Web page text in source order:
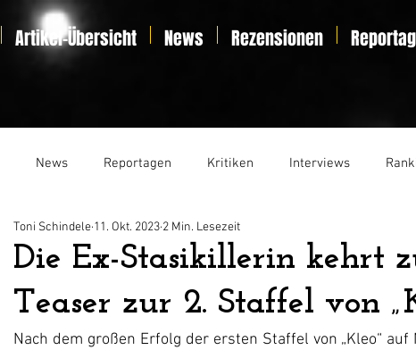
Artikel-Übersicht News Rezensionen
News Reportagen Kritiken Interviews
Home Entertainment Essay
Die Ex-Stasikillerin kehrt
Teaser zur 2. Staffel von
Toni Schindele 11. Okt. 2023 2 Min. Lesezeit
Nach dem großen Erfolg der ersten Staffel von „Kleo“